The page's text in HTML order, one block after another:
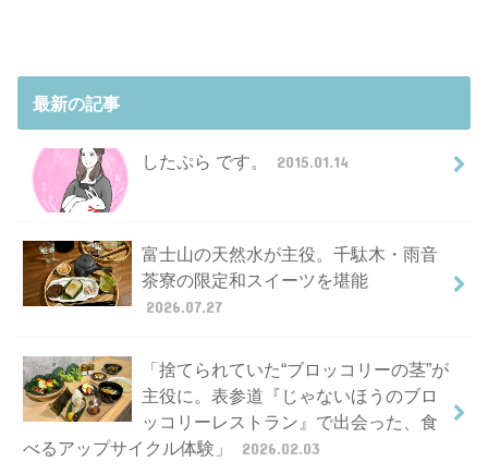
最新の記事
したぷら です。 2015.01.14
富士山の天然水が主役。千駄木・雨音
茶寮の限定和スイーツを堪能
2026.07.27
「捨てられていた“ブロッコリーの茎”が
主役に。表参道『じゃないほうのブロ
ッコリーレストラン』で出会った、食
べるアップサイクル体験」
2026.02.03